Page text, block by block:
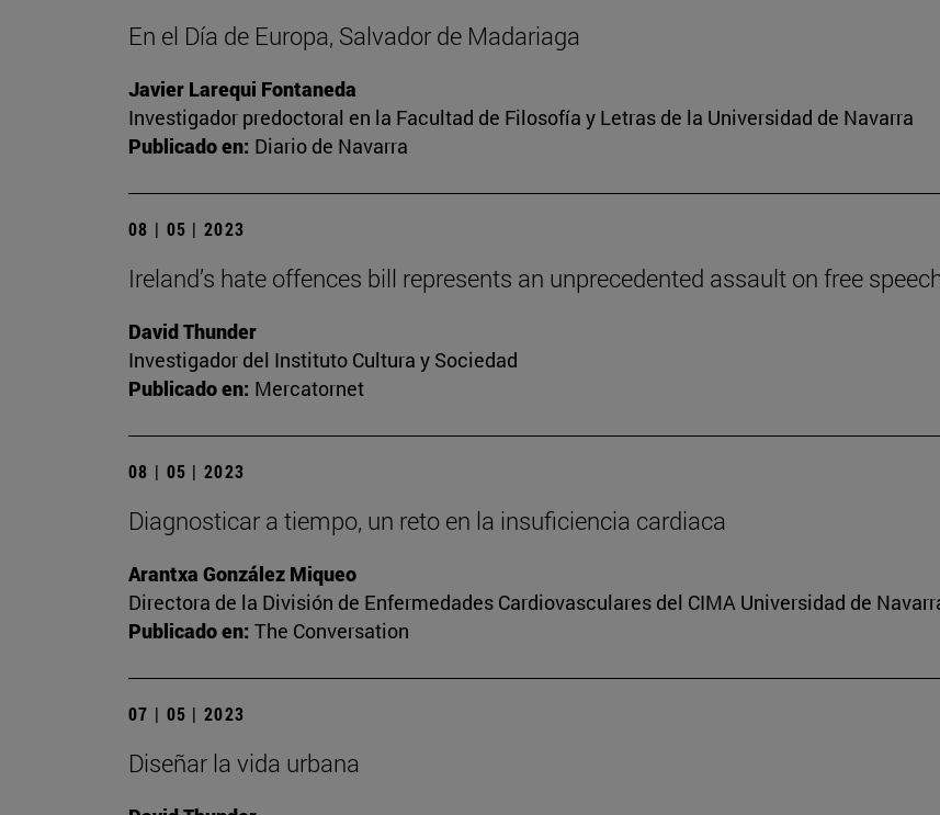
En el Día de Europa, Salvador de Madariaga
Javier Larequi Fontaneda
Investigador predoctoral en la Facultad de Filosofía y Letras de la Universidad de Navarra
Publicado en: Diario de Navarra
08 | 05 | 2023
Ireland’s hate offences bill represents an unprecedented assault on free
David Thunder
Investigador del Instituto Cultura y Sociedad
Publicado en: Mercatornet
08 | 05 | 2023
Diagnosticar a tiempo, un reto en la insuficiencia cardiaca
Arantxa González Miqueo
Directora de la División de Enfermedades Cardiovasculares del CIMA Universidad de
Publicado en: The Conversation
07 | 05 | 2023
Diseñar la vida urbana